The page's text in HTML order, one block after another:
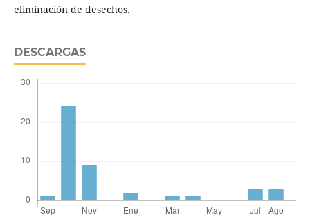
eliminación de desechos.
DESCARGAS